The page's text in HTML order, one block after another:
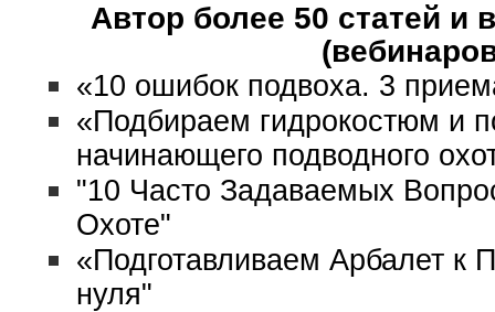
Автор более 50 статей и
«10 ошибок подвоха. 3
«Подбираем гидрокостюм и
начинающего подводного
"10 Часто Задаваемых
Охоте"
«Подготавливаем Арбалет к
нуля"